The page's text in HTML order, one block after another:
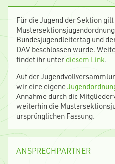
Für die Jugend der Sektion
Bundesjugendleitertag und
DAV beschlossen wurde.
findet ihr unter diesem Link.
Auf der
wir eine eigene
Annahme durch die
weiterhin die
ursprünglichen Fassung.
ANSPRECHPARTNER